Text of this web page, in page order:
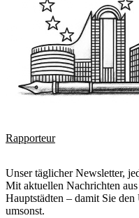
Rapporteur
Unser täglicher Newsletter,
Mit aktuellen Nachrichten
Hauptstädten – damit Sie
umsonst.